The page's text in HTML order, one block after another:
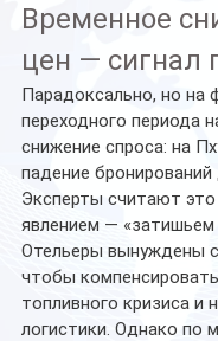
Временное
цен — сигнал
Парадоксально, но на
переходного периода
снижение спроса: на
падение бронирований
Эксперты считают
явлением —
Отельеры вынуждены
чтобы
топливного кризиса и
логистики. Однако по